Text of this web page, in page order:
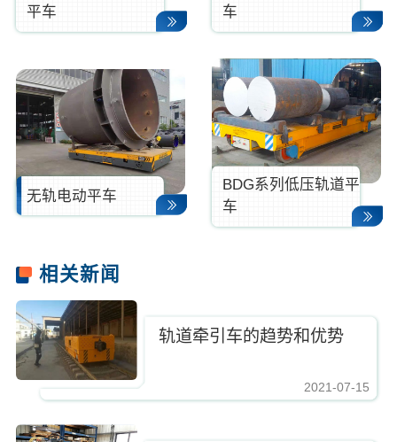
平车
车
无轨电动平车
BDG系列低压轨道平
车
相关新闻
轨道牵引车的趋势和优势
2021-07-15